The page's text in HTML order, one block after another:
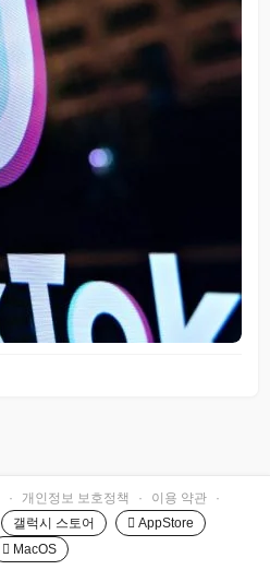
· 개인정보 보호정책 · 이용 약관
·
갤럭시 스토어
 AppStore
 MacOS